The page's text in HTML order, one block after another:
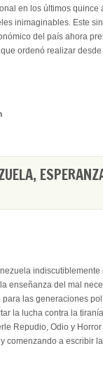
en los últimos quince
inimaginables. Este
del país ahora
ordenó realizar
enseñanza del mal
las generaciones
la lucha contra la
Repudio, Odio y
comenzando a escribir